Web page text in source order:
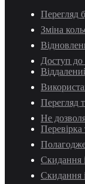
Перегляд
Зміна
Доступ до
Перегляд
Не
Скидання
Скидання